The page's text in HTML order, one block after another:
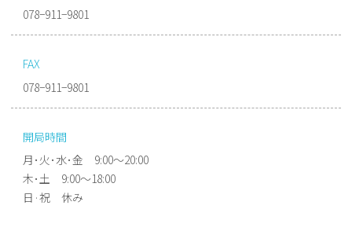
078−911−9801
FAX
078−911−9801
開局時間
月･火･水･金 9:00〜20:00
木･土 9:00〜18:00
日·祝 休み